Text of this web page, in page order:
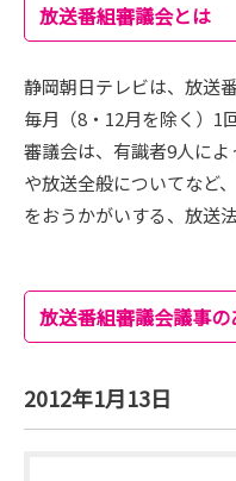
放送番組審議会とは
静岡朝日テレビは、放送
毎月（8・12月を除く）1
審議会は、有識者9人に
や放送全般についてなど
をおうかがいする、放送
放送番組審議会議事の
2012年1月13日